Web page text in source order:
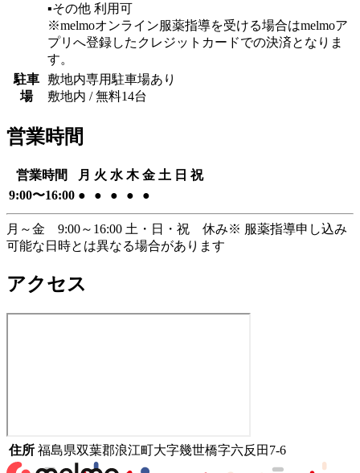
▪︎その他 利用可
※melmoオンライン服薬指導を受ける場合はmelmoア
プリへ登録したクレジットカードでの決済となりま
す。
駐車
場
敷地内専用駐車場あり
敷地内 / 無料14台
営業時間
営業時間 月 火 水 木 金 土 日 祝
9:00〜16:00 ● ● ● ● ●
月～金 9:00～16:00 土・日・祝 休み※ 服薬指導申し込み
可能な日時とは異なる場合があります
アクセス
住所 福島県双葉郡浪江町大字幾世橋字六反田7-6